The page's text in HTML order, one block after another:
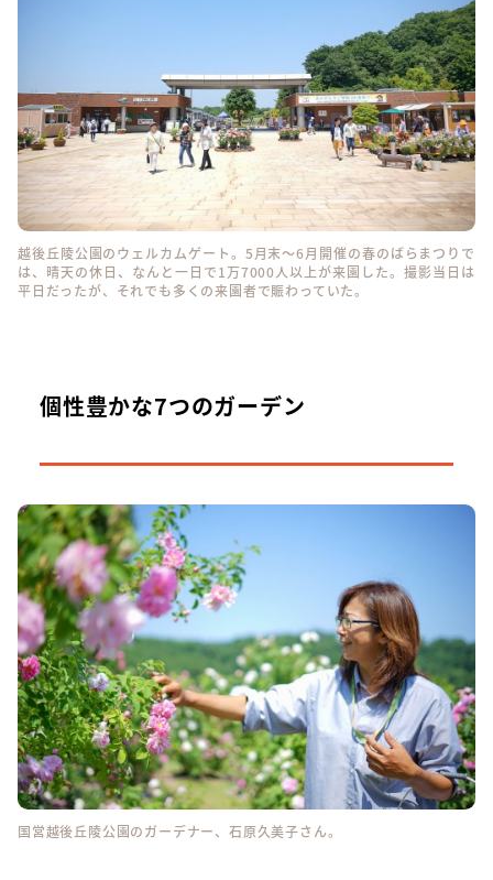
越後丘陵公園のウェルカムゲート。5月末～6月開催の春のばらまつりで
は、晴天の休日、なんと一日で1万7000人以上が来園した。撮影当日は
平日だったが、それでも多くの来園者で賑わっていた。
個性豊かな7つのガーデン
国営越後丘陵公園のガーデナー、石原久美子さん。